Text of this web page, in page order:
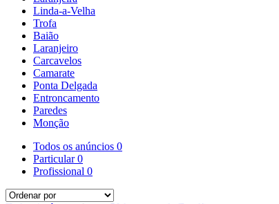
Linda-a-Velha
Trofa
Baião
Laranjeiro
Carcavelos
Camarate
Ponta Delgada
Entroncamento
Paredes
Monção
Todos os anúncios 0
Particular0
Profissional 0